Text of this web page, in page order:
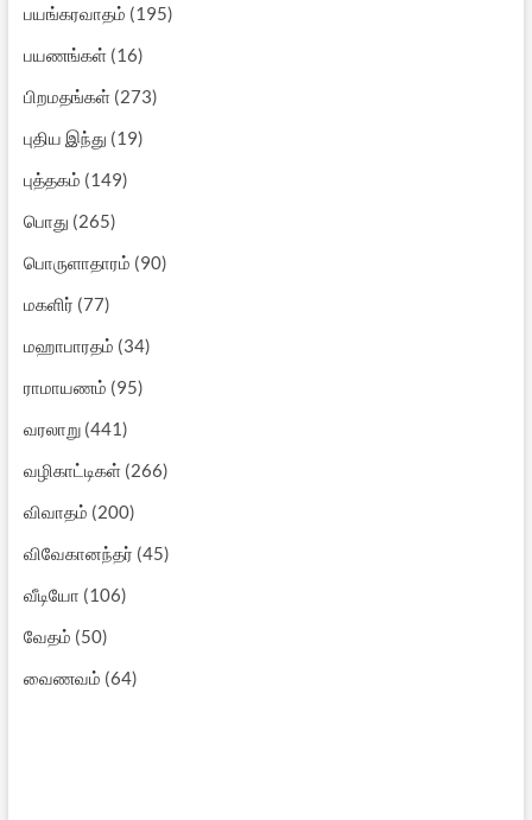
பயங்கரவாதம் (195)
பயணங்கள்(16)
பிறமதங்கள்(273)
புதிய இந்து (19)
புத்தகம் (149)
பொது (265)
பொருளாதாரம் (90)
மகளிர் (77)
மஹாபாரதம் (34)
ராமாயணம் (95)
வரலாறு(441)
வழிகாட்டிகள்(266)
விவாதம் (200)
விவேகானந்தர் (45)
வீடியோ (106)
வேதம் (50)
வைணவம் (64)